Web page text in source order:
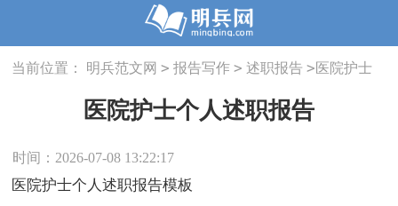
当前位置： 明兵范文网 > 报告写作 > 述职报告 >医院护士
医院护士个人述职报告
时间：2026-07-08 13:22:17
医院护士个人述职报告模板